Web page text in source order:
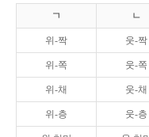
ㄱ ㄴ
위-짝 웃-짝
위-쪽 웃-쪽
위-채 웃-채
위-층 웃-층